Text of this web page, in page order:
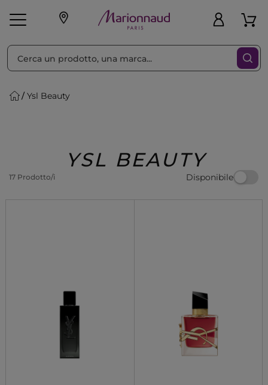
Make-up
Regalo
Ysl Beauty
YSL BEAUTY
17 Prodotto/i Disponibile
Ordina per Filtra